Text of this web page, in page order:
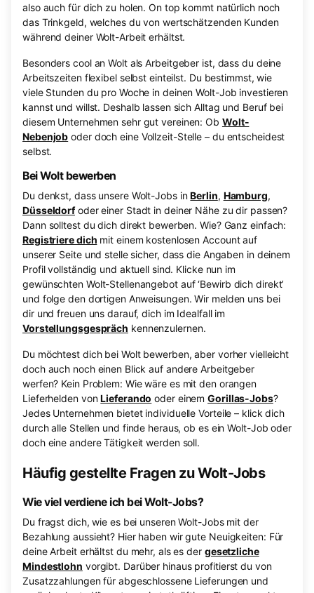
also auch für dich zu holen. On top kommt natürlich noch
das Trinkgeld, welches du von wertschätzenden Kunden
während deiner Wolt-Arbeit erhältst.
Besonders cool an Wolt als Arbeitgeber ist, dass du deine
Arbeitszeiten flexibel selbst einteilst. Du bestimmst, wie
viele Stunden du pro Woche in deinen Wolt-Job investieren
kannst und willst. Deshalb lassen sich Alltag und Beruf bei
diesem Unternehmen sehr gut vereinen: Ob Wolt-
Nebenjob oder doch eine Vollzeit-Stelle – du entscheidest
selbst.
Bei Wolt bewerben
Du denkst, dass unsere Wolt-Jobs inBerlin, Hamburg,
Düsseldorfoder einer Stadt in deiner Nähe zu dir passen?
Dann solltest du dich direkt bewerben. Wie? Ganz einfach:
Registriere dich mit einem kostenlosen Account auf
unserer Seite und stelle sicher, dass die Angaben in deinem
Profil vollständig und aktuell sind. Klicke nun im
gewünschten Wolt-Stellenangebot auf ‘Bewirb dich direkt’
und folge den dortigen Anweisungen. Wir melden uns bei
dir und freuen uns darauf, dich im Idealfall im
Vorstellungsgespräch kennenzulernen.
Du möchtest dich bei Wolt bewerben, aber vorher vielleicht
doch auch noch einen Blick auf andere Arbeitgeber
werfen? Kein Problem: Wie wäre es mit den orangen
Lieferhelden vonLieferando oder einemGorillas-Jobs?
Jedes Unternehmen bietet individuelle Vorteile – klick dich
durch alle Stellen und finde heraus, ob es ein Wolt-Job oder
doch eine andere Tätigkeit werden soll.
Häufig gestellte Fragen zu Wolt-Jobs
Wie viel verdiene ich bei Wolt-Jobs?
Du fragst dich, wie es bei unseren Wolt-Jobs mit der
Bezahlung aussieht? Hier haben wir gute Neuigkeiten: Für
deine Arbeit erhältst du mehr, als es der gesetzliche
Mindestlohn vorgibt. Darüber hinaus profitierst du von
Zusatzzahlungen für abgeschlossene Lieferungen und